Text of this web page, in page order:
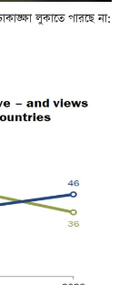
লুকাতে পারছে না: